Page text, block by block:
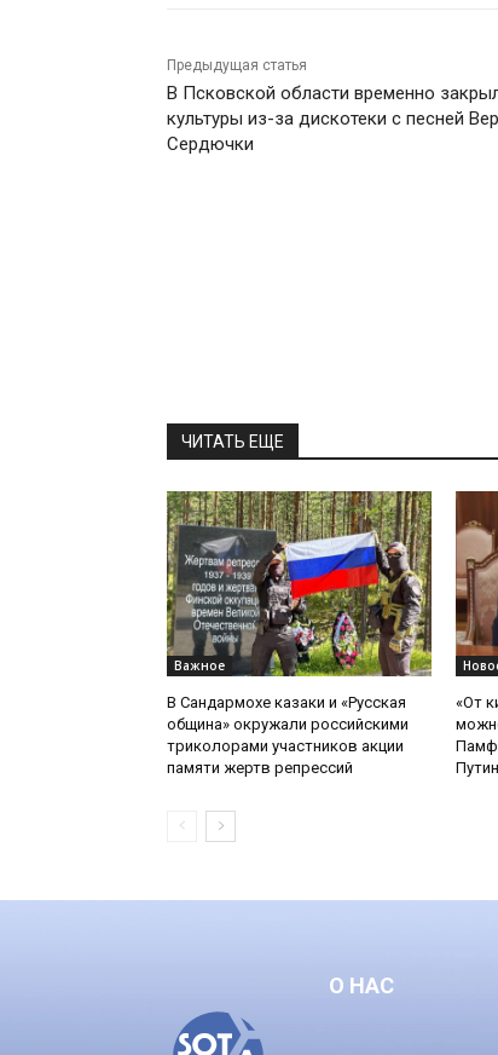
Предыдущая статья
В Псковской области временно
культуры из-за дискотеки с песней
Сердючки
ЧИТАТЬ ЕЩЕ
Важное
В Сандармохе казаки и «Русская
община» окружали российскими
триколорами участников акции
памяти жертв репрессий
«От
О НАС